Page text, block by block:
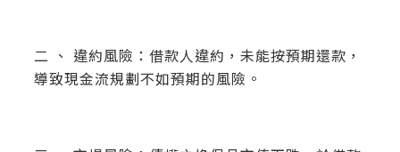
二 、 違約風險：借款人違約，未能按預期還款，
導致現金流規劃不如預期的風險。